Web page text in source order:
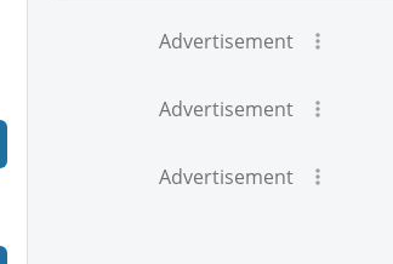
Advertisement
Advertisement
Advertisement